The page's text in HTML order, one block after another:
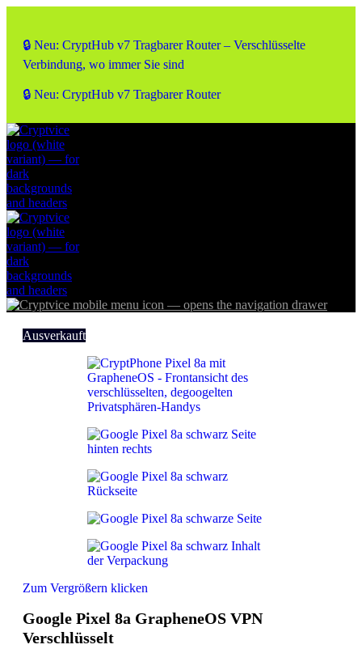
🔒 Neu: CryptHub v7 Tragbarer Router – Verschlüsselte
Verbindung, wo immer Sie sind
🔒 Neu: CryptHub v7 Tragbarer Router
Ausverkauft
Zum Vergrößern klicken
Google Pixel 8a GrapheneOS VPN
Verschlüsselt